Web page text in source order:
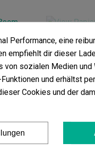
(5)
1,73 € 2,30 €
Performance, eine
empfiehlt dir dieser
von sozialen Medien
und erhältst
Cookies und der